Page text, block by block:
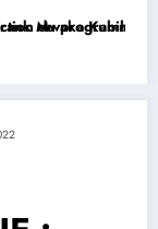
distribue
RDC/